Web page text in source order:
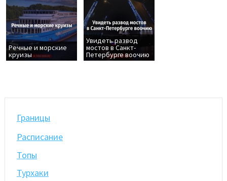
Речные и морские
круизы
Увидеть развод
мостов в Санкт-
Петербурге воочию
Границы
Расписание
Топы
Турхаки